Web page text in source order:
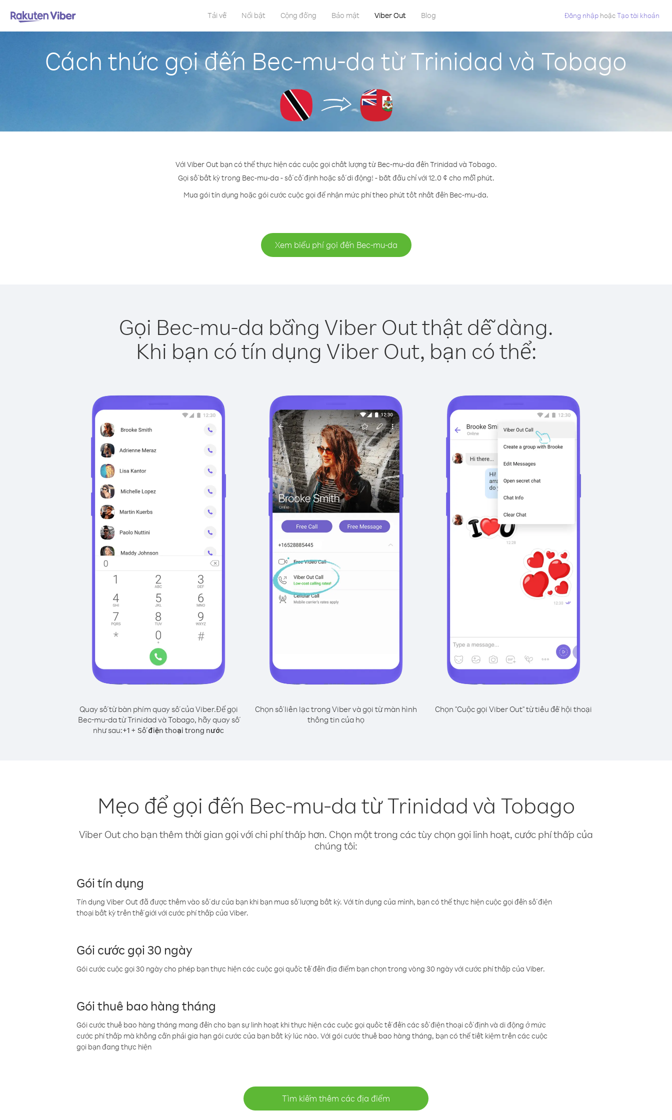
Tải về Nổi bật Cộng đồng Bảo mật Viber Out Blog Đăng nhập hoặcTạo tài khoản
Cách thức gọi đến Bec-mu-da từ Trinidad và Tobago
Với Viber Out bạn có thể thực hiện các cuộc gọi chất lượng từ Bec-mu-da đến Trinidad và Tobago.
Gọi số bất kỳ trong Bec-mu-da - số cố định hoặc số di động! - bắt đầu chỉ với 12.0 ¢ cho mỗi phút.
Mua gói tín dụng hoặc gói cước cuộc gọi để nhận mức phí theo phút tốt nhất đến Bec-mu-da.
Xem biểu phí gọi đến Bec-mu-da
Gọi Bec-mu-da bằng Viber Out thật dễ dàng.
Khi bạn có tín dụng Viber Out, bạn có thể:
Quay số từ bàn phím quay số của Viber.Để gọi
Bec-mu-da từ Trinidad và Tobago, hãy quay số
như sau:+1 + Số điện thoại trong nước
Chọn số liên lạc trong Viber và gọi từ màn hình
thông tin của họ
Chọn "Cuộc gọi Viber Out" từ tiêu đề hội thoại
Mẹo để gọi đến Bec-mu-da từ Trinidad và Tobago
Viber Out cho bạn thêm thời gian gọi với chi phí thấp hơn. Chọn một trong các tùy chọn gọi linh hoạt, cước phí thấp của
chúng tôi:
Gói tín dụng
Tín dụng Viber Out đã được thêm vào số dư của bạn khi bạn mua số lượng bất kỳ. Với tín dụng của mình, bạn có thể thực hiện cuộc gọi đến số điện
thoại bất kỳ trên thế giới với cước phí thấp của Viber.
Gói cước gọi 30 ngày
Gói cước cuộc gọi 30 ngày cho phép bạn thực hiện các cuộc gọi quốc tế đến địa điểm bạn chọn trong vòng 30 ngày với cước phí thấp của Viber.
Gói thuê bao hàng tháng
Gói cước thuê bao hàng tháng mang đến cho bạn sự linh hoạt khi thực hiện các cuộc gọi quốc tế đến các số điện thoại cố định và di động ở mức
cước phí thấp mà không cần phải gia hạn gói cước của bạn bất kỳ lúc nào. Với gói cước thuê bao hàng tháng, bạn có thể tiết kiệm trên các cuộc
gọi bạn đang thực hiện
Tìm kiếm thêm các địa điểm